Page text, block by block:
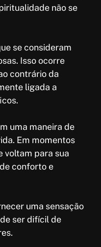
não se
se consideram
Isso ocorre
contrário da
ligada a
uma maneira de
Em momentos
voltam para sua
conforto e
uma sensação
ser difícil de